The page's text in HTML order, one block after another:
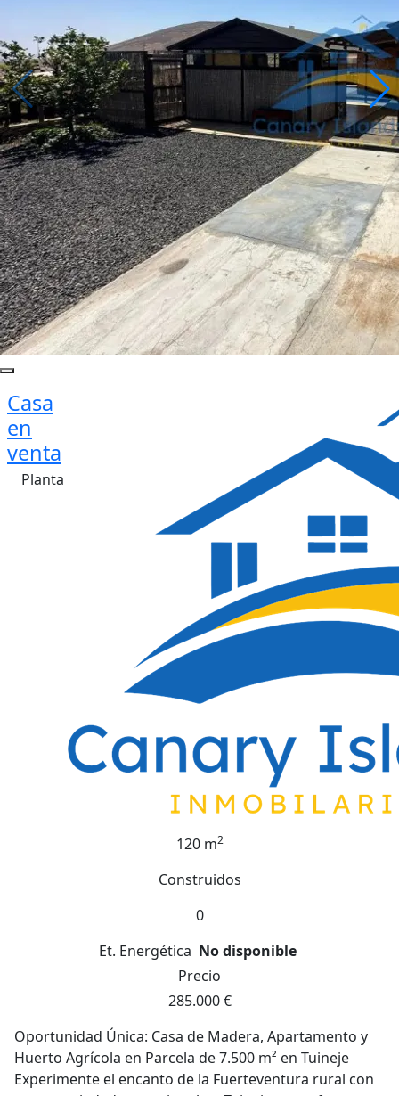
Casa
en
venta
Planta
120 m2
Construidos
0
Et. Energética No disponible
Precio
285.000 €
Oportunidad Única: Casa de Madera, Apartamento y
Huerto Agrícola en Parcela de 7.500 m² en Tuineje
Experimente el encanto de la Fuerteventura rural con